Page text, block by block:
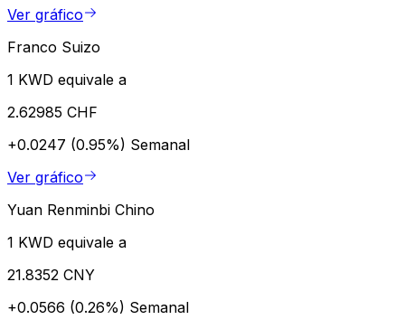
Ver gráfico
Franco Suizo
1 KWD equivale a
2.62985 CHF
+0.0247 (0.95%) Semanal
Ver gráfico
Yuan Renminbi Chino
1 KWD equivale a
21.8352 CNY
+0.0566 (0.26%) Semanal